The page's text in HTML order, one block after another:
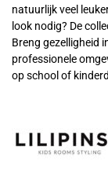
natuurlijk veel
look nodig? De
Breng gezelligheid
professionele
op school of